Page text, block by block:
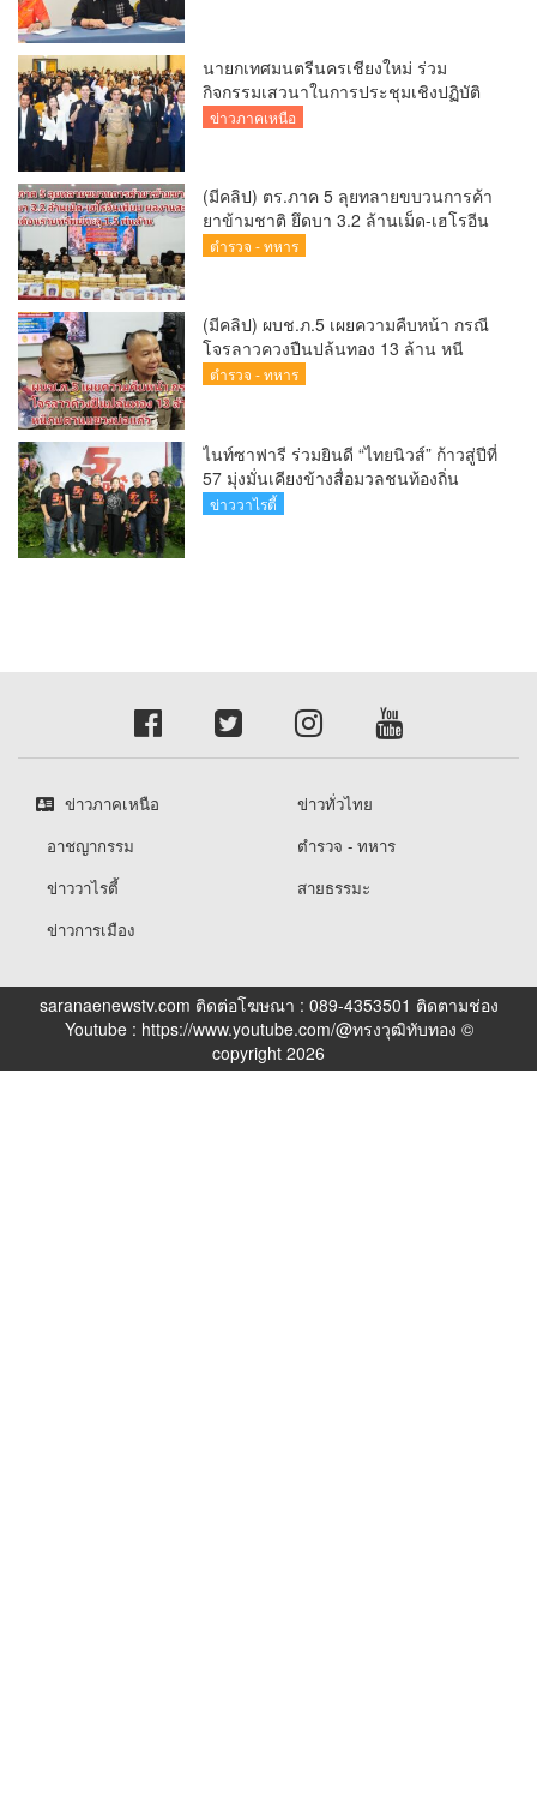
นายกเทศมนตรีนครเชียงใหม่ ร่วม
กิจกรรมเสวนาในการประชุมเชิงปฏิบัติ
การป้องกันการทุจริตเชิงรุก ขับเคลื่อน
ข่าวภาคเหนือ
(มีคลิป) ตร.ภาค 5 ลุยทลายขบวนการค้า
ยาข้ามชาติ ยึดบา 3.2 ล้านเม็ด-เฮโรอีน
เพียบ ผลงานสะสม 10 เดือนรวบทรัพย์
ตำรวจ - ทหาร
(มีคลิป) ผบช.ภ.5 เผยความคืบหน้า กรณี
โจรลาวควงปืนปล้นทอง 13 ล้าน หนี
กบดานแขวงบ่อแก้ว
ตำรวจ - ทหาร
ไนท์ซาฟารี ร่วมยินดี “ไทยนิวส์” ก้าวสู่ปีที่
57 มุ่งมั่นเคียงข้างสื่อมวลชนท้องถิ่น
ข่าววาไรตี้
ข่าวภาคเหนือ
ข่าวทั่วไทย
อาชญากรรม
ตำรวจ - ทหาร
ข่าววาไรตี้
สายธรรมะ
ข่าวการเมือง
saranaenewstv.com ติดต่อโฆษณา : 089-4353501 ติดตามช่อง
Youtube : https://www.youtube.com/@ทรงวุฒิทับทอง ©
copyright 2026